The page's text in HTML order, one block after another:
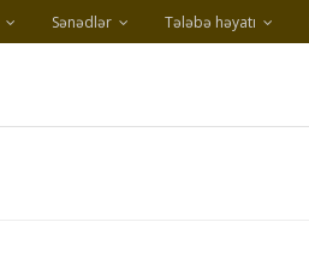
Sənədlər Tələbə həyatı